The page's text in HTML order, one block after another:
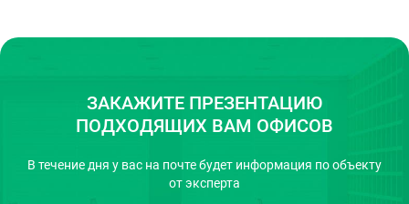
ЗАКАЖИТЕ ПРЕЗЕНТАЦИЮ
ПОДХОДЯЩИХ ВАМ ОФИСОВ
В течение дня у вас на почтебудет информация по объекту
от эксперта